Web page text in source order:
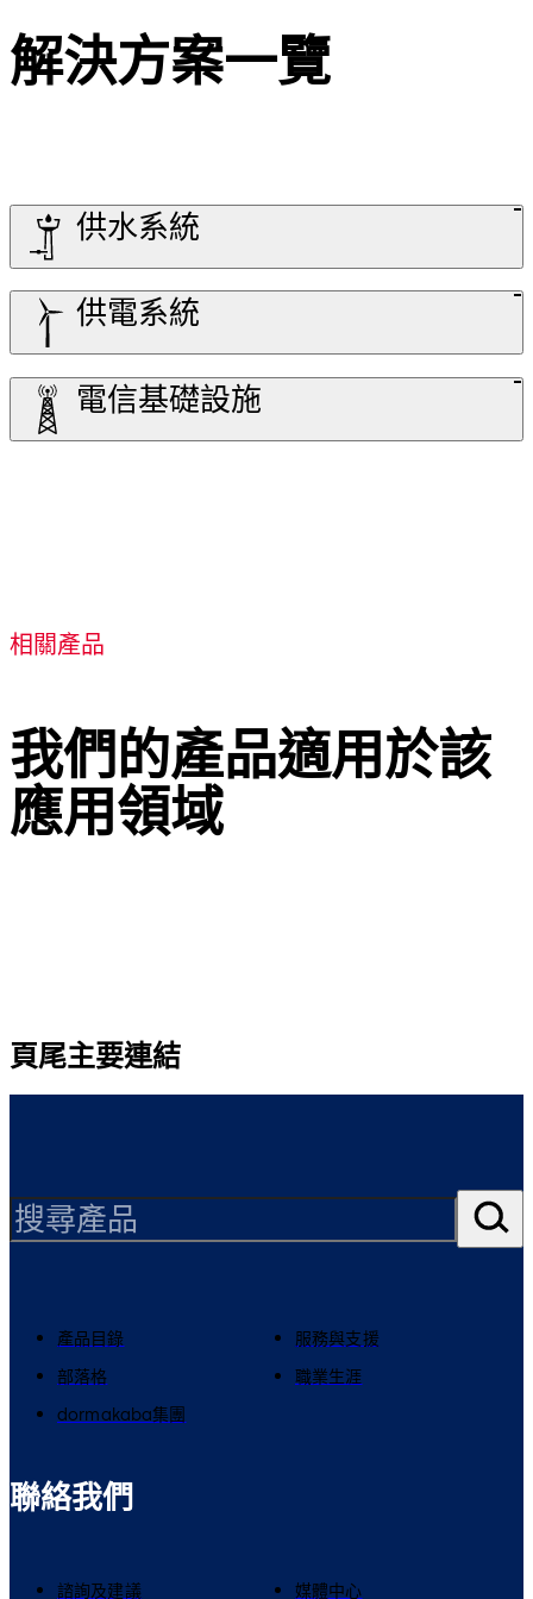
解決方案一覽
供水系統
供電系統
電信基礎設施
相關產品
我們的產品適用於該
應用領域
頁尾主要連結
產品目錄
服務與支援
部落格
職業生涯
dormakaba集團
聯絡我們
諮詢及建議 媒體中心